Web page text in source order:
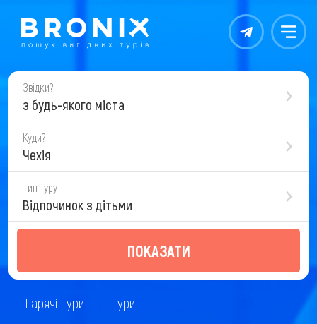
Контакты Меню
Звідки?
з будь-якого міста
Куди?
Чехія
Тип туру
Відпочинок з дітьми
ПОКАЗАТИ
Гарячі тури Тури